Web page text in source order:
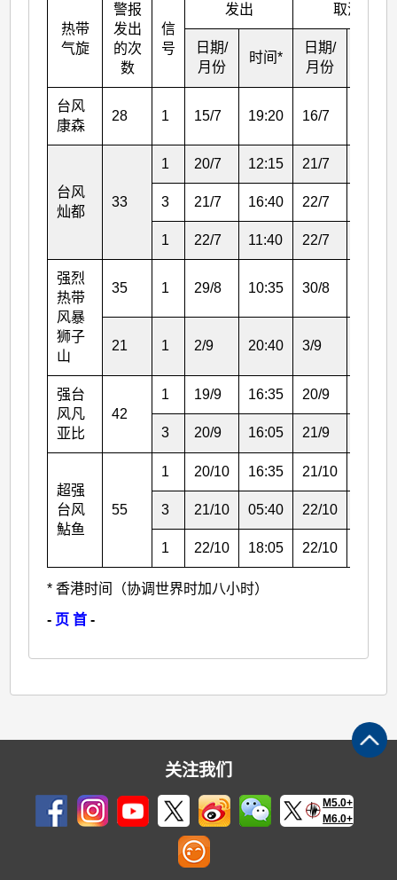
热带
气旋
警报
发出
的次
数
信
号
发出 取消
日期/
月份
时间*
日期/
月份
台风
康森
28 1 15/7 19:20 16/7
台风
灿都
33
1 20/7 12:15 21/7
3 21/7 16:40 22/7
1 22/7 11:40 22/7
强烈
热带
风暴
狮子
山
35 1 29/8 10:35 30/8
21 1 2/9 20:40 3/9
强台
风凡
亚比
42
1 19/9 16:35 20/9
3 20/9 16:05 21/9
超强
台风
鮎鱼
55
1 20/10 16:35 21/10
3 21/10 05:40 22/10
1 22/10 18:05 22/10
* 香港时间（协调世界时加八小时）
- 页 首 -
关注我们
M5.0+
M6.0+